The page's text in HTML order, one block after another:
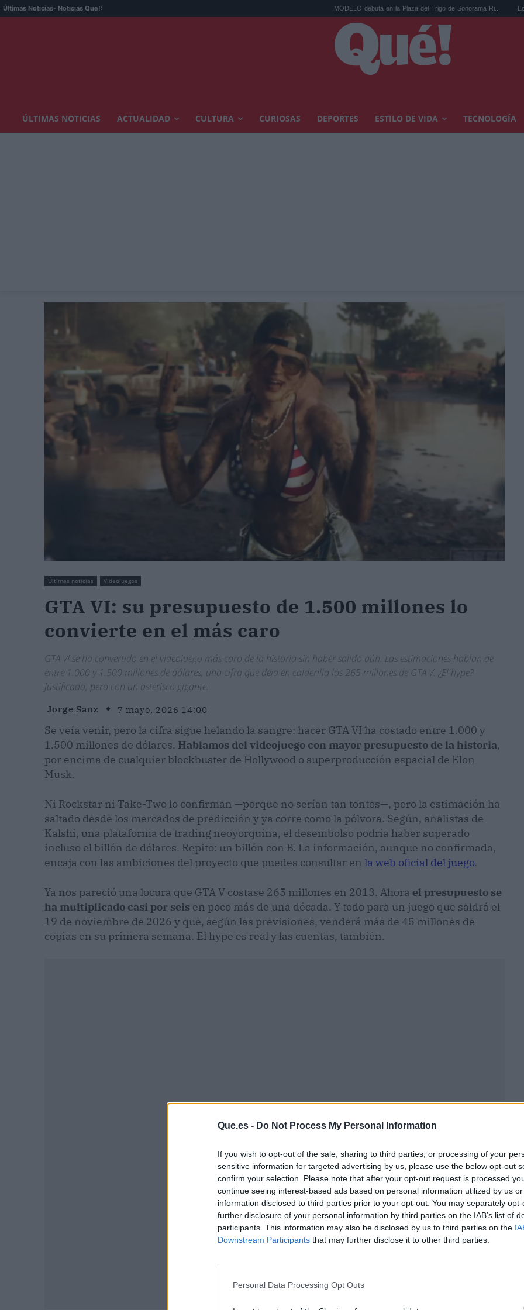
Que.es - Do Not Process My Personal Information
If you wish to opt-out of the sale, sharing to third parties, or processing of your
sensitive information for targeted advertising by us, please use the below opt-out
confirm your selection. Please note that after your opt-out request is processed
continue seeing interest-based ads based on personal information utilized by us
information disclosed to third parties prior to your opt-out. You may separately
further disclosure of your personal information by third parties on the IAB’s list of
participants. This information may also be disclosed by us to third parties on the
Downstream Participants that may further disclose it to other third parties.
Personal Data Processing Opt Outs
Últimas Noticias- Noticias Que!: MODELO debuta en la Plaza del Trigo de Sonorama Ri... Eclipse solar en
ÚLTIMAS NOTICIAS ACTUALIDAD CULTURA CURIOSAS DEPORTES ESTILO DE VIDA TECNOLOGÍA
Últimas noticias Videojuegos
GTA VI: su presupuesto de 1.500 millones lo
convierte en el más caro
GTA VI se ha convertido en el videojuego más caro de la historia sin haber salido aún. Las estimaciones hablan de
entre 1.000 y 1.500 millones de dólares, una cifra que deja en calderilla los 265 millones de GTA V. ¿El hype?
Justificado, pero con un asterisco gigante.
Jorge Sanz 7 mayo, 2026 14:00
Se veía venir, pero la cifra sigue helando la sangre: hacer GTA VI ha costado entre 1.000 y
1.500 millones de dólares. Hablamos del videojuego con mayor presupuesto de la historia,
por encima de cualquier blockbuster de Hollywood o superproducción espacial de Elon
Musk.
Ni Rockstar ni Take-Two lo confirman —porque no serían tan tontos—, pero la estimación ha
saltado desde los mercados de predicción y ya corre como la pólvora. Según, analistas de
Kalshi, una plataforma de trading neoyorquina, el desembolso podría haber superado
incluso el billón de dólares. Repito: un billón con B. La información, aunque no confirmada,
encaja con las ambiciones del proyecto que puedes consultar en la web oficial del juego.
Ya nos pareció una locura que GTA V costase 265 millones en 2013. Ahora el presupuesto se
ha multiplicado casi por seis en poco más de una década. Y todo para un juego que saldrá el
19 de noviembre de 2026 y que, según las previsiones, venderá más de 45 millones de
copias en su primera semana. El hype es real y las cuentas, también.